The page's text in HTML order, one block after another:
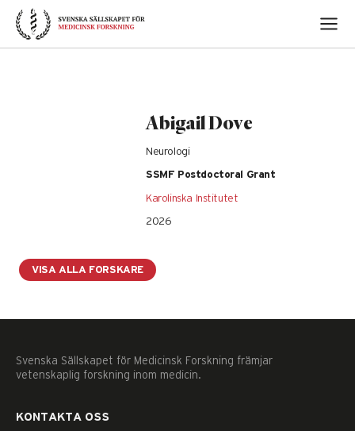
Skip
content
Abigail Dove
Neurologi
SSMF Postdoctoral Grant
Karolinska Institutet
2026
VISA ALLA FORSKARE
Svenska Sällskapet för Medicinsk Forskning främjar
vetenskaplig forskning inom medicin.
KONTAKTA OSS